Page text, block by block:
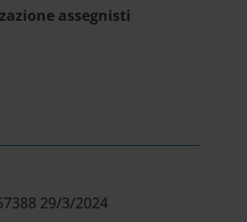
assegnisti
29/3/2024